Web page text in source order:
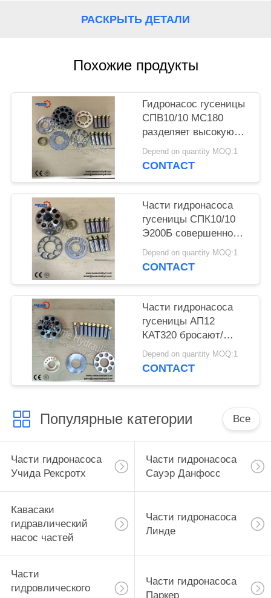
РАСКРЫТЬ ДЕТАЛИ
Похожие продукты
Гидронасос гусеницы
СПВ10/10 МС180
разделяет высокую
эффективность
комплекта для
Depend on quantity MOQ:1
CONTACT
Части гидронасоса
гусеницы СПК10/10
Э200Б совершенно
заменимые с
первоначальным
Depend on quantity MOQ:1
CONTACT
Части гидронасоса
гусеницы АП12
КАТ320 бросают/
дуктильный железный
материал
Depend on quantity MOQ:1
CONTACT
Популярные категории Все
Части гидронасоса
Учида Рексротх
Части гидронасоса
Сауэр Данфосс
Кавасаки
гидравлический
насос частей
Части гидронасоса
Линде
Части
гидровлического
Части гидронасоса
Паркер